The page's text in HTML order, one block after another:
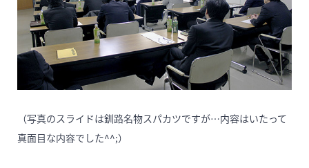
（写真のスライドは釧路名物スパカツですが…内容はいたって
真面目な内容でした^^;）